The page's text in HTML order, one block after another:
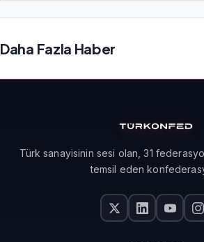
Daha Fazla Haber
Türk sanayisinin sesi olan, 31
temsil eden